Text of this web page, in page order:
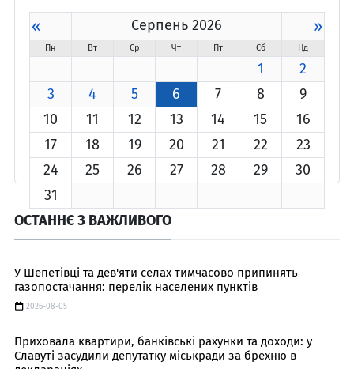
« Серпень 2026 »
Пн Вт Ср Чт Пт Сб Нд
1
2
3
4 5 6 7 8
9
10
11 12 13 14 15
16
17
18 19 20 21 22
23
24
25 26 27 28 29
30
31
ОСТАННЄ З ВАЖЛИВОГО
У Шепетівці та дев'яти селах тимчасово припинять
газопостачання: перелік населених пунктів
2026-08-05
Приховала квартири, банківські рахунки та доходи: у
Славуті засудили депутатку міськради за брехню в